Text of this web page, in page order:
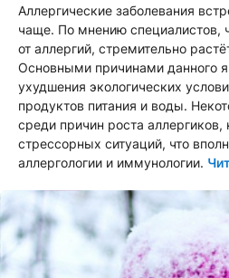
Аллергические заболевания
чаще. По мнению специалистов,
от аллергий, стремительно
Основными причинами данного
ухудшения экологических
продуктов питания и воды.
среди причин роста
стрессорных ситуаций, что
аллергологии и иммунологии.